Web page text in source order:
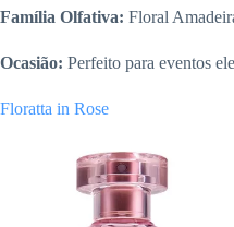
Família Olfativa: Floral
Ocasião: Perfeito para eventos
Floratta in Rose